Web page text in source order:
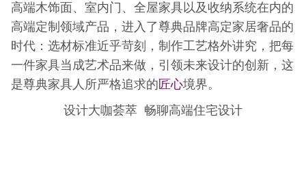
高端木饰面、室内门、全屋家具以及收纳系统在内的
高端定制领域产品，进入了尊典品牌高定家居奢品的
时代：选材标准近乎苛刻，制作工艺格外讲究，把每
一件家具当成艺术品来做，引领未来设计的创新，这
是尊典家具人所严格追求的匠心境界。
设计大咖荟萃 畅聊高端住宅设计